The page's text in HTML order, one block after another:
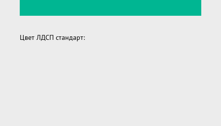
Цвет ЛДСП стандарт: